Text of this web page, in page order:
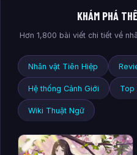
KHÁM PHÁ
Hơn 1,800 bài viết chi tiết về
Nhân vật Tiên Hiệp
Hệ thống Cảnh Giới Top
Wiki Thuật Ngữ